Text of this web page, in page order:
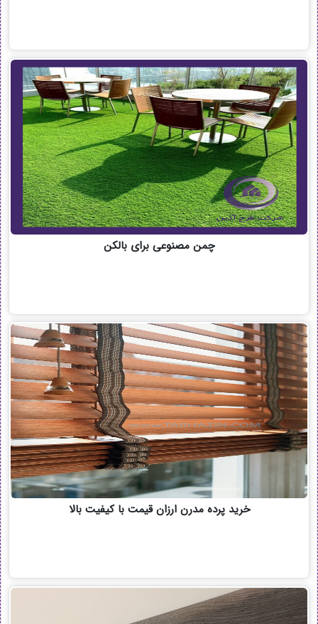
چمن مصنوعی برای بالکن
خرید پرده مدرن ارزان قیمت با کیفیت بالا